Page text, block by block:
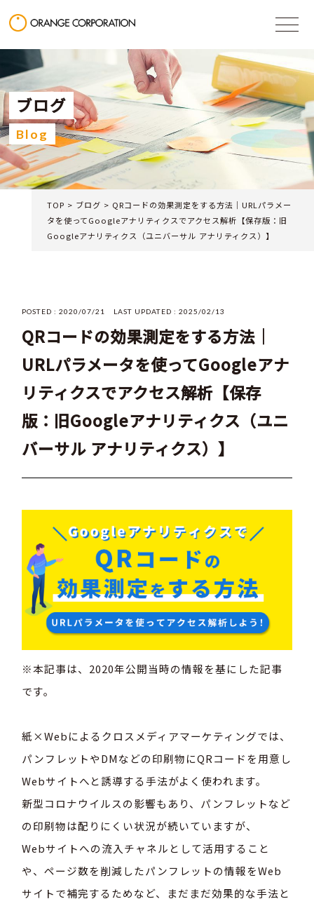
ブログ
Blog
TOP > ブログ > QRコードの効果測定をする方法｜URLパラメー
タを使ってGoogleアナリティクスでアクセス解析【保存版：旧
Googleアナリティクス（ユニバーサル アナリティクス）】
POSTED :2020/07/21 LAST UPDATED : 2025/02/13
QRコードの効果測定をする方法｜
URLパラメータを使ってGoogleアナ
リティクスでアクセス解析【保存
版：旧Googleアナリティクス（ユニ
バーサル アナリティクス）】
※本記事は、2020年公開当時の情報を基にした記事
です。
紙×Webによるクロスメディアマーケティングでは、
パンフレットやDMなどの印刷物にQRコードを用意し
Webサイトへと誘導する手法がよく使われます。
新型コロナウイルスの影響もあり、パンフレットなど
の印刷物は配りにくい状況が続いていますが、
Webサイトへの流入チャネルとして活用すること
や、ページ数を削減したパンフレットの情報をWeb
サイトで補完するためなど、まだまだ効果的な手法と